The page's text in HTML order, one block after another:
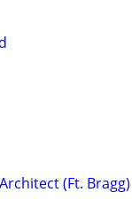
(Ft. Bragg)